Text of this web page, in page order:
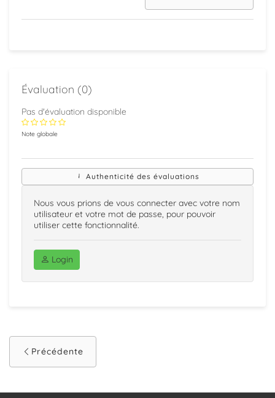
Évaluation (0)
Pas d'évaluation disponible
Note globale
Authenticité des évaluations
Nous vous prions de vous connecter avec votre nom
utilisateur et votre mot de passe, pour pouvoir
utiliser cette fonctionnalité.
Login
Précédente